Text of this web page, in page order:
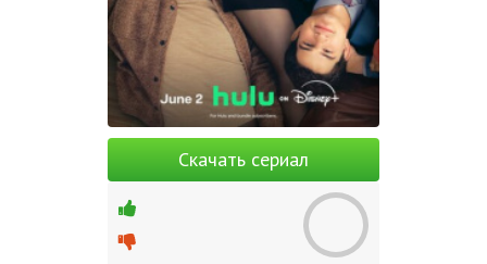
Скачать сериал